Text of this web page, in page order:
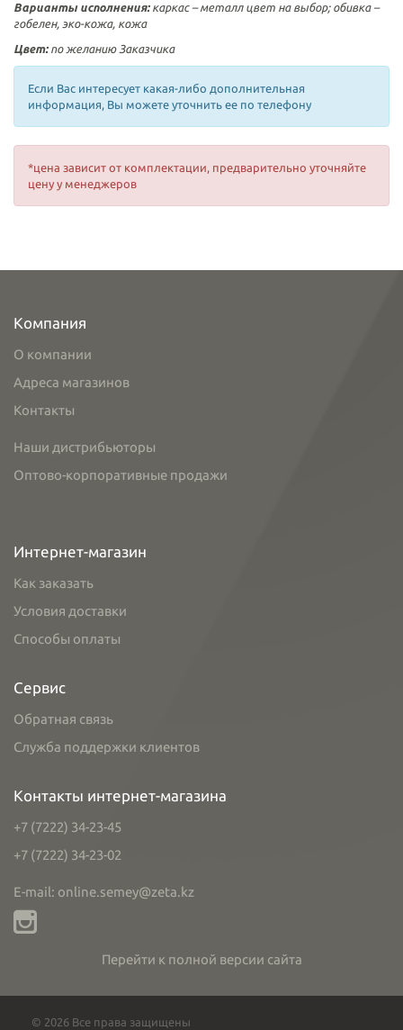
Варианты исполнения:каркас – металл цвет на выбор; обивка –
гобелен, эко-кожа, кожа
Цвет:по желанию Заказчика
Если Вас интересует какая-либо дополнительная
информация, Вы можете уточнить ее по телефону
*цена зависит от комплектации, предварительно уточняйте
цену у менеджеров
Компания
О компании
Адреса магазинов
Контакты
Наши дистрибьюторы
Оптово-корпоративные продажи
Интернет-магазин
Как заказать
Условия доставки
Способы оплаты
Сервис
Обратная связь
Служба поддержки клиентов
Контакты интернет-магазина
+7 (7222) 34-23-45
+7 (7222) 34-23-02
E-mail: online.semey@zeta.kz
Перейти к полной версии сайта
© 2026 Все права защищены